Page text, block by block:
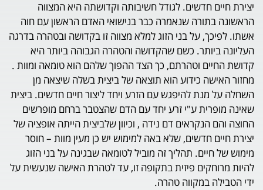
לגודל חשיבותה וקדושתה היא המצווה
שנאמרה כבר בנישואי האדם הראשון עם חוה
על בני הזוג למלא מצווה זו בקדושה ובטהרה בדרגה
כשם שהקדושה והטהרה הגבוהה ביותר היא
וטהרתם, כך הצד ההפוך שלהם הוא טומאה ומוות .
כידוע הוא תוצאה של ביצית בשלה שיצאה מן
להיפגש עם הזרע ויחד ליצור חיים חדשים. ביצית
ע"י זרע יחד עם הדם שהצטבר ברחם מופרשים
דם נידה , וכיוון שלביצית הייתה אופציה של
שלא באה למימוש יש כן מעין מוות – חוסר
תהליך זה מוביל לטומאה שבגינה על בני הזוג
פיזית בתקופה זו, עד לטהרת האישה שנעשית על
טהרה.